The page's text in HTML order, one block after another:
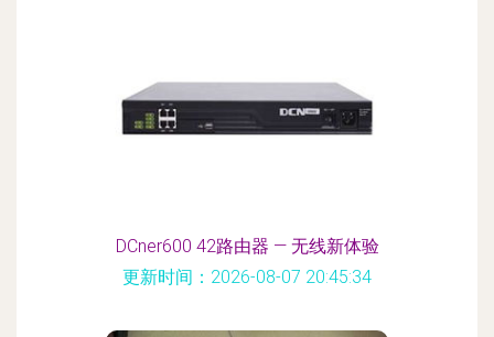
DCner600 42路由器 — 无线新体验
更新时间：2026-08-07 20:45:34